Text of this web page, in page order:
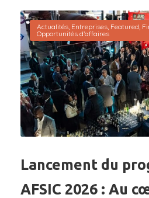
Actualités, Entreprises, Featured,
Opportunités d’affaires
Lancement du
AFSIC 2026 : Au